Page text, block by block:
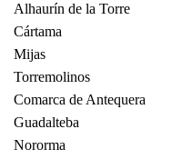
Alhaurín de la Torre
Cártama
Mijas
Torremolinos
Comarca de Antequera
Guadalteba
Nororma